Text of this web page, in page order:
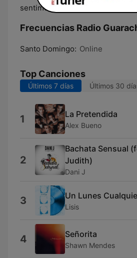
sentimental y bailable propia de
Frecuencias Radio
Santo Domingo: Online
Top Canciones
Últimos 7 días Últimos 30
1 La Pretendida
Alex Bueno
2
Bachata Sensual
Judith)
Dani J
3 Un Lunes
Lisis
4 Señorita
Shawn Mendes